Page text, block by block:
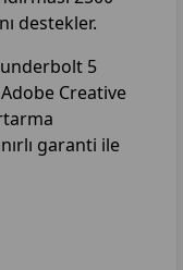
destekler.
5
Adobe Creative
garanti ile